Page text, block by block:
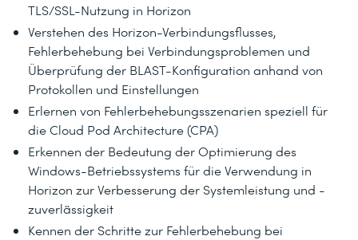
TLS/SSL-Nutzung in Horizon
Verstehen des Horizon-Verbindungsflusses,
Fehlerbehebung bei Verbindungsproblemen und
Überprüfung der BLAST-Konfiguration anhand von
Protokollen und Einstellungen
Erlernen von Fehlerbehebungsszenarien speziell für
die Cloud Pod Architecture (CPA)
Erkennen der Bedeutung der Optimierung des
Windows-Betriebssystems für die Verwendung in
Horizon zur Verbesserung der Systemleistung und -
zuverlässigkeit
Kennen der Schritte zur Fehlerbehebung bei